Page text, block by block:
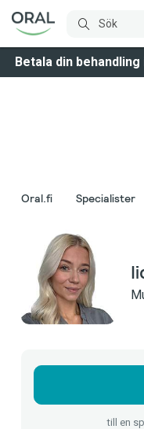
Betala din
Oral.fi Specialister
till en